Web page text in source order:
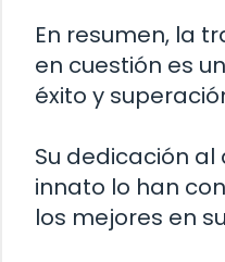
En resumen, la
en cuestión es
éxito y
Su dedicación
innato lo han
los mejores en